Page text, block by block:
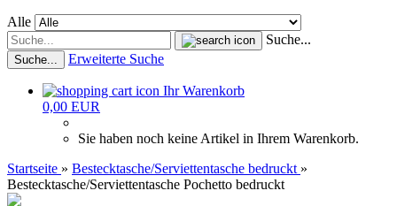
Alle
Suche...
Suche... Erweiterte Suche
Ihr Warenkorb
0,00 EUR
Sie haben noch keine Artikel in Ihrem Warenkorb.
Startseite » Bestecktasche/Serviettentasche bedruckt »
Bestecktasche/Serviettentasche Pochetto bedruckt